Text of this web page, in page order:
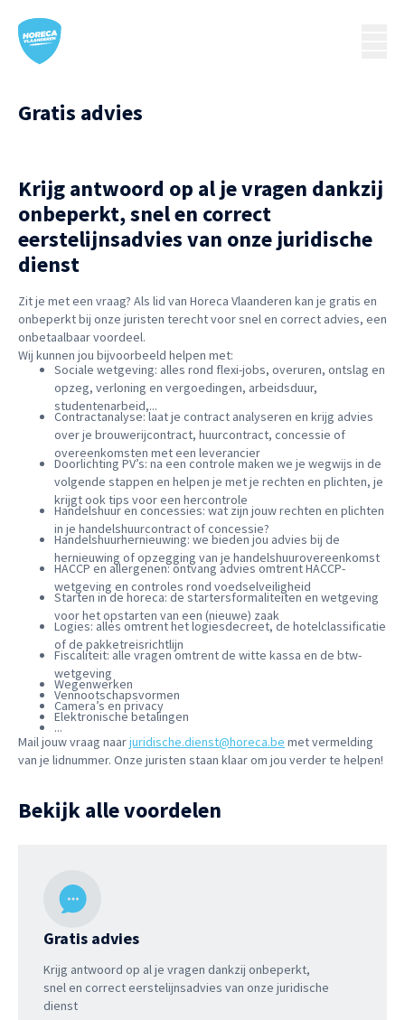
Gratis advies
Krijg antwoord op al je vragen dankzij
onbeperkt, snel en correct
eerstelijnsadvies van onze juridische
dienst
Zit je met een vraag? Als lid van Horeca Vlaanderen kan je gratis en
onbeperkt bij onze juristen terecht voor snel en correct advies, een
onbetaalbaar voordeel.
Wij kunnen jou bijvoorbeeld helpen met:
Sociale wetgeving: alles rond flexi-jobs, overuren, ontslag en
opzeg, verloning en vergoedingen, arbeidsduur,
studentenarbeid,...
Contractanalyse: laat je contract analyseren en krijg advies
over je brouwerijcontract, huurcontract, concessie of
overeenkomsten met een leverancier
Doorlichting PV’s: na een controle maken we je wegwijs in de
volgende stappen en helpen je met je rechten en plichten, je
krijgt ook tips voor een hercontrole
Handelshuur en concessies: wat zijn jouw rechten en plichten
in je handelshuurcontract of concessie?
Handelshuurhernieuwing: we bieden jou advies bij de
hernieuwing of opzegging van je handelshuurovereenkomst
HACCP en allergenen: ontvang advies omtrent HACCP-
wetgeving en controles rond voedselveiligheid
Starten in de horeca: de startersformaliteiten en wetgeving
voor het opstarten van een (nieuwe) zaak
Logies: alles omtrent het logiesdecreet, de hotelclassificatie
of de pakketreisrichtlijn
Fiscaliteit: alle vragen omtrent de witte kassa en de btw-
wetgeving
Wegenwerken
Vennootschapsvormen
Camera’s en privacy
Elektronische betalingen
...
Mail jouw vraag naarjuridische.dienst@horeca.be met vermelding
van je lidnummer. Onze juristen staan klaar om jou verder te helpen!
Bekijk alle voordelen
Gratis advies
Krijg antwoord op al je vragen dankzij onbeperkt,
snel en correct eerstelijnsadvies van onze juridische
dienst